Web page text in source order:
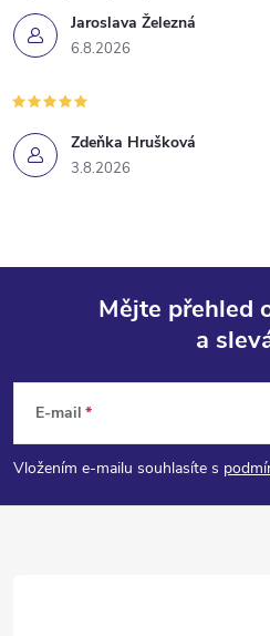
Jaroslava Železná
6.8.2026
Zdeňka Hrušková
3.8.2026
p
a
Mějte přehled
a
E-mail
Vložením e-mailu souhlasíte s